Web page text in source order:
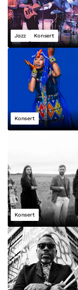
Jazz Konsert
Konsert
Konsert